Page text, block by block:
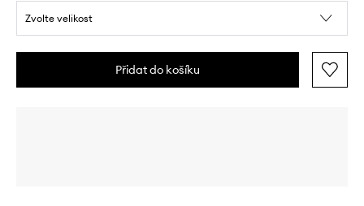
Zvolte velikost
Přidat do košíku